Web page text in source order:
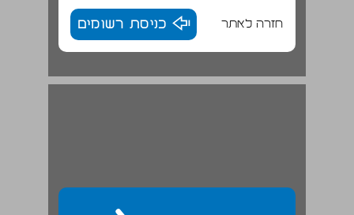
חזרה לאתר כניסת רשומים
סמל מדינת ישׂראל: מנורה וענפי זית | מאמר ... 30